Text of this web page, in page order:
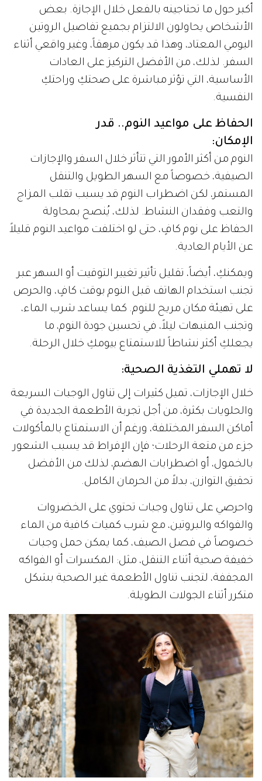
أكبر حول ما تحتاجينه بالفعل خلال الإجازة. بعض
الأشخاص يحاولون الالتزام بجميع تفاصيل الروتين
اليومي المعتاد، وهذا قد يكون مرهقاً، وغير واقعي أثناء
السفر. لذلك، من الأفضل التركيز على العادات
الأساسية، التي تؤثر مباشرة على صحتكِ وراحتكِ
النفسية.
الحفاظ على مواعيد النوم.. قدر
الإمكان:
النوم من أكثر الأمور التي تتأثر خلال السفر والإجازات
الصيفية، خصوصاً مع السهر الطويل والتنقل
المستمر، لكن اضطراب النوم قد يسبب تقلب المزاج
والتعب وفقدان النشاط. لذلك، يُنصح بمحاولة
الحفاظ على نوم كافٍ، حتى لو اختلفت مواعيد النوم قليلاً
عن الأيام العادية.
ويمكنكِ، أيضاً، تقليل تأثير تغيير التوقيت أو السهر عبر
تجنب استخدام الهاتف قبل النوم بوقت كافٍ، والحرص
على تهيئة مكان مريح للنوم. كما يساعد شرب الماء،
وتجنب المنبهات ليلاً، في تحسين جودة النوم، ما
يجعلكِ أكثر نشاطاً للاستمتاع بيومكِ خلال الرحلة.
لا تهملي التغذية الصحية:
خلال الإجازات، تميل كثيرات إلى تناول الوجبات السريعة
والحلويات بكثرة، من أجل تجربة الأطعمة الجديدة في
أماكن السفر المختلفة، ورغم أن الاستمتاع بالمأكولات
جزء من متعة الرحلات؛ فإن الإفراط قد يسبب الشعور
بالخمول، أو اضطرابات الهضم، لذلك من الأفضل
تحقيق التوازن، بدلاً من الحرمان الكامل.
واحرصي على تناول وجبات تحتوي على الخضروات
والفواكه والبروتين، مع شرب كميات كافية من الماء
خصوصاً في فصل الصيف، كما يمكن حمل وجبات
خفيفة صحية أثناء التنقل، مثل: المكسرات أو الفواكه
المجففة، لتجنب تناول الأطعمة غير الصحية بشكل
متكرر أثناء الجولات الطويلة.